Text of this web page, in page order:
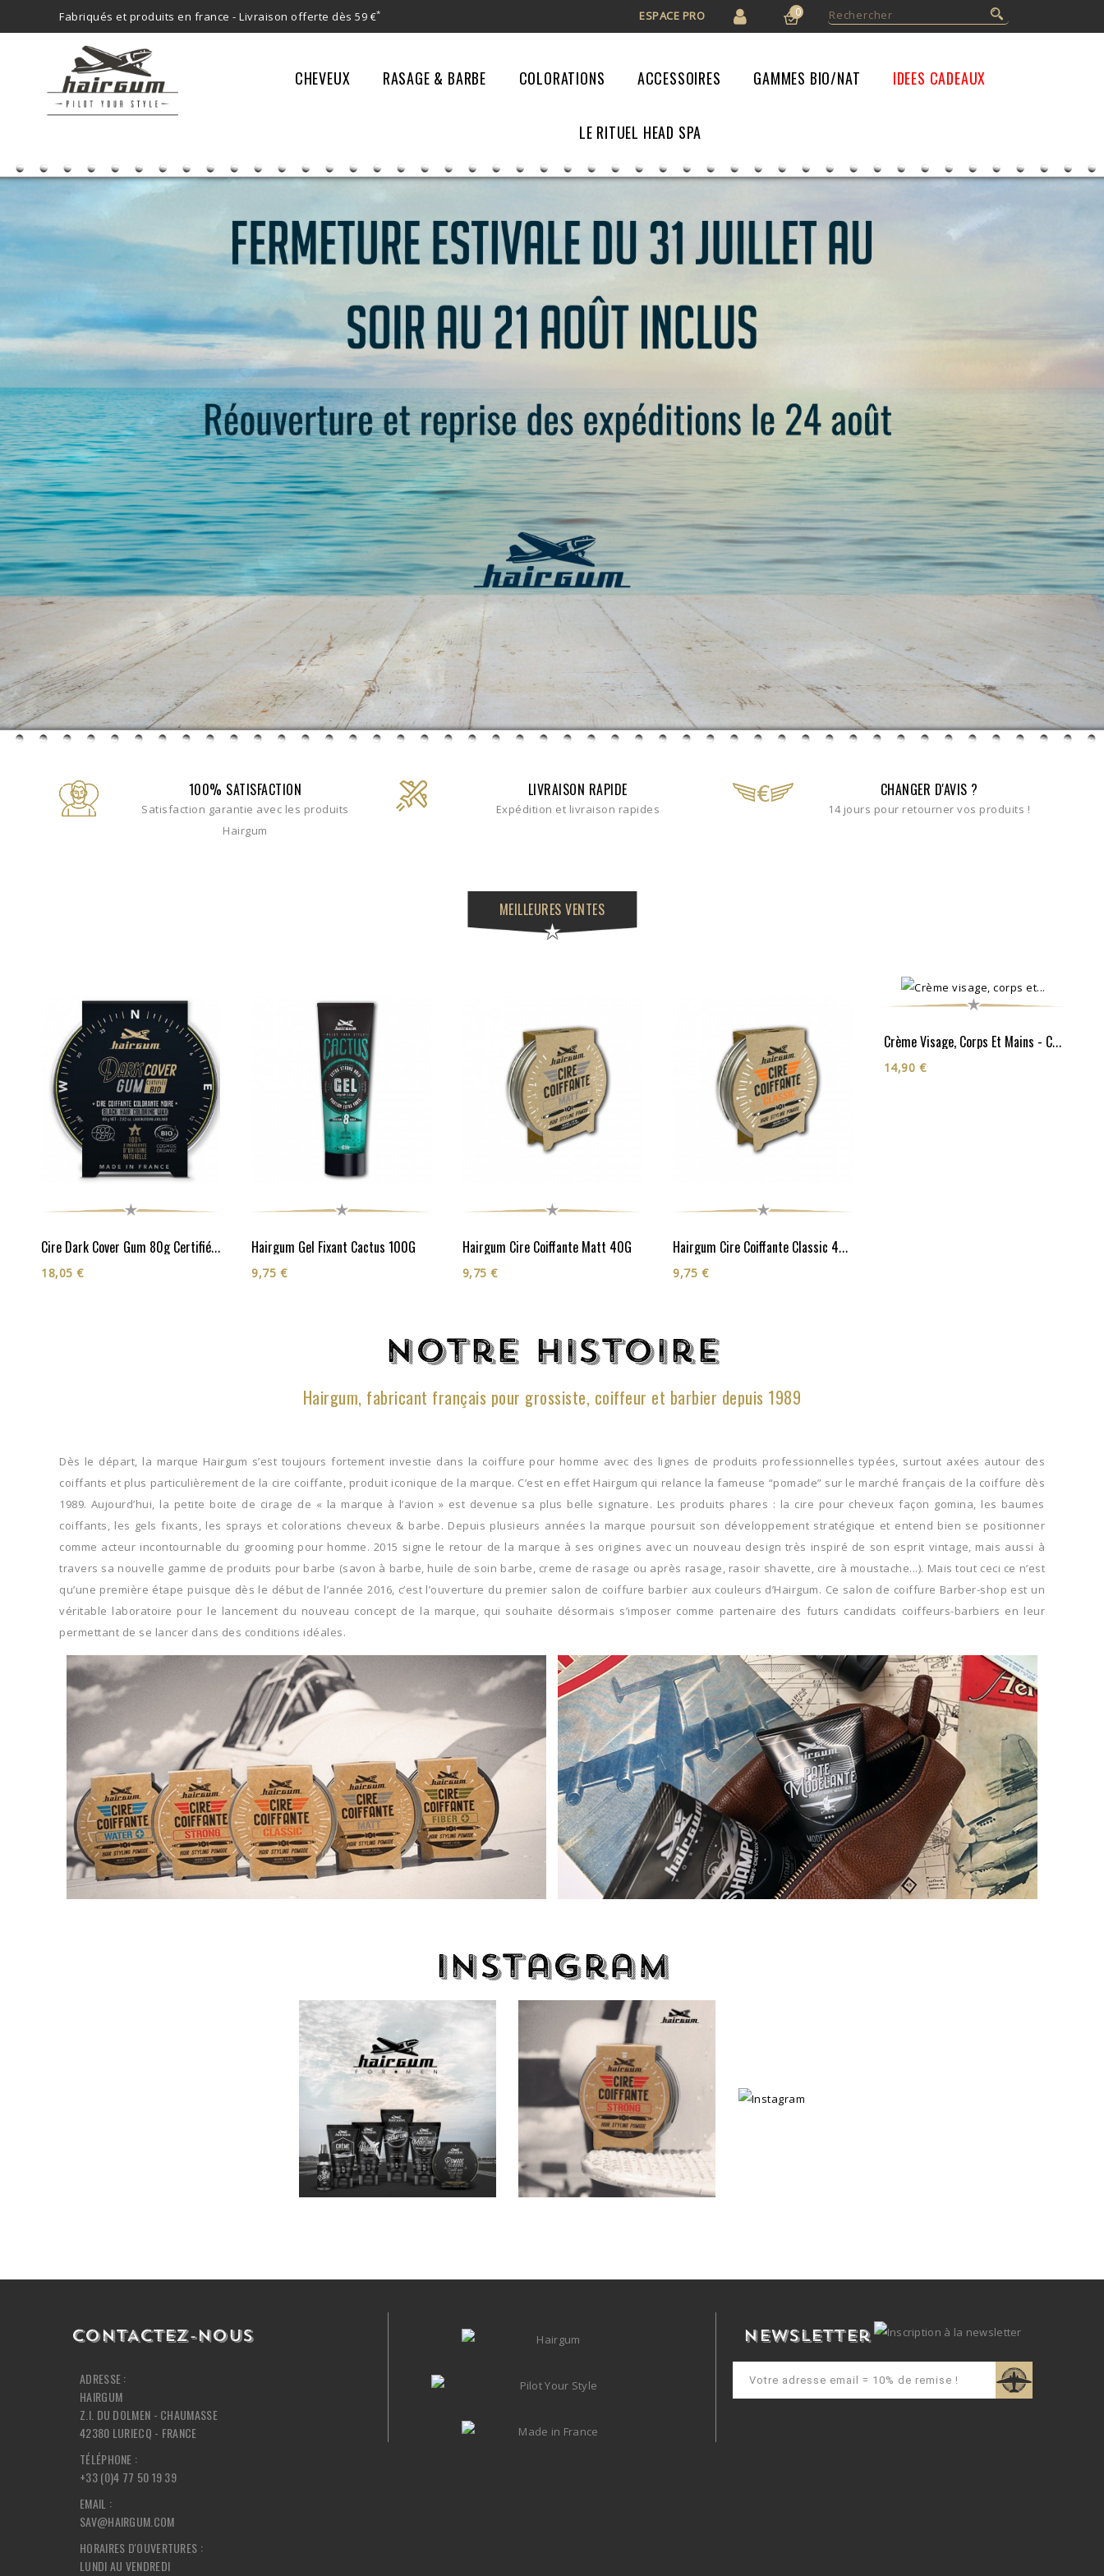
Fabriqués et produits en france - Livraison offerte dès 59 €* 0
ESPACE PRO
CHEVEUX RASAGE & BARBE COLORATIONS ACCESSOIRES GAMMES BIO/NAT IDEES CADEAUX
LE RITUEL HEAD SPA
100% SATISFACTION
Satisfaction garantie avec les produits
Hairgum
LIVRAISON RAPIDE
Expédition et livraison rapides
CHANGER D'AVIS ?
14 jours pour retourner vos produits !
MEILLEURES VENTES
Cire Dark Cover Gum 80g Certifiée Cosmos Organic**
18,05 €
Hairgum Gel Fixant Cactus 100G
9,75 €
Hairgum Cire Coiffante Matt 40G
9,75 €
Hairgum Cire Coiffante Classic 40G
9,75 €
Crème Visage, Corps Et Mains - Cosmos Organic**
14,90 €
Notre histoire
Hairgum, fabricant français pour grossiste, coiffeur et barbier depuis 1989
Dès le départ, la marque Hairgum s’est toujours fortement investie dans la coiffure pour homme avec des lignes de produits professionnelles typées, surtout axées autour des
coiffants et plus particulièrement de la cire coiffante, produit iconique de la marque. C’est en effet Hairgum qui relance la fameuse “pomade” sur le marché français de la coiffure dès
1989. Aujourd’hui, la petite boite de cirage de « la marque à l’avion » est devenue sa plus belle signature. Les produits phares : la cire pour cheveux façon gomina, les baumes
coiffants, les gels fixants, les sprays et colorations cheveux & barbe. Depuis plusieurs années la marque poursuit son développement stratégique et entend bien se positionner
comme acteur incontournable du grooming pour homme. 2015 signe le retour de la marque à ses origines avec un nouveau design très inspiré de son esprit vintage, mais aussi à
travers sa nouvelle gamme de produits pour barbe (savon à barbe, huile de soin barbe, creme de rasage ou après rasage, rasoir shavette, cire à moustache...). Mais tout ceci ce n’est
qu’une première étape puisque dès le début de l’année 2016, c’est l’ouverture du premier salon de coiffure barbier aux couleurs d’Hairgum. Ce salon de coiffure Barber-shop est un
véritable laboratoire pour le lancement du nouveau concept de la marque, qui souhaite désormais s’imposer comme partenaire des futurs candidats coiffeurs-barbiers en leur
permettant de se lancer dans des conditions idéales.
Instagram
CONTACTEZ-NOUS
ADRESSE :
HAIRGUM
Z.I. DU DOLMEN - CHAUMASSE
42380 LURIECQ - FRANCE
TÉLÉPHONE :
+33 (0)4 77 50 19 39
EMAIL :
SAV@HAIRGUM.COM
HORAIRES D'OUVERTURES :
LUNDI AU VENDREDI
Newsletter